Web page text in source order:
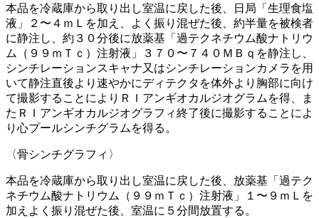
本品を冷蔵庫から取り出し室温に戻した後、日局「生理食塩
液」２〜４ｍＬを加え、よく振り混ぜた後、約半量を被検者
に静注し、約３０分後に放薬基「過テクネチウム酸ナトリウ
ム（９９ｍＴｃ）注射液」３７０〜７４０ＭＢｑを静注し、
シンチレーションスキャナ又はシンチレーションカメラを用
いて静注直後より速やかにディテクタを体外より胸部に向け
て撮影することによりＲＩアンギオカルジオグラムを得、ま
たＲＩアンギオカルジオグラフィ終了後に撮影することによ
り心プールシンチグラムを得る。
〈骨シンチグラフィ〉
本品を冷蔵庫から取り出し室温に戻した後、放薬基「過テク
ネチウム酸ナトリウム（９９ｍＴｃ）注射液」１〜９ｍＬを
加えよく振り混ぜた後、室温に５分間放置する。